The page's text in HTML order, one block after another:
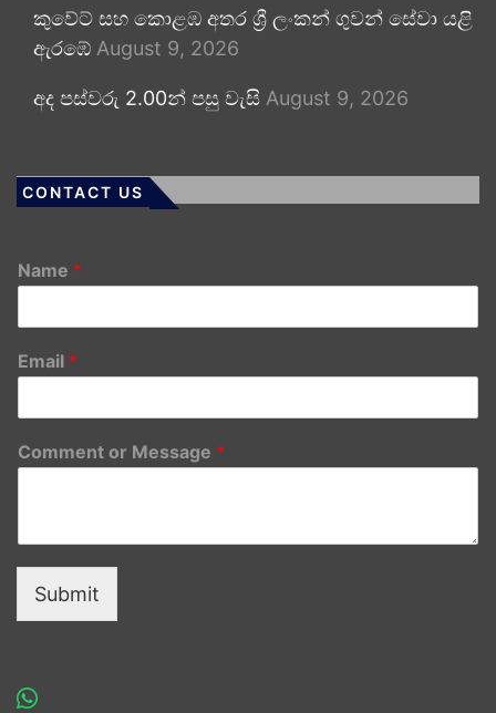
කුවේට් සහ කොළඹ අතර ශ්‍රී ලංකන් ගුවන් සේවා යළි
ඇරඹේ August 9, 2026
අද පස්වරු 2.00න් පසු වැසි August 9, 2026
CONTACT US
Name *
Email *
Comment or Message *
Submit